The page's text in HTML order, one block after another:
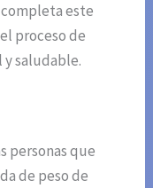
este
proceso de
y saludable.
personas que
de peso de